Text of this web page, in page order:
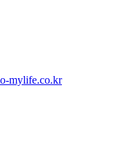
mylife.co.kr